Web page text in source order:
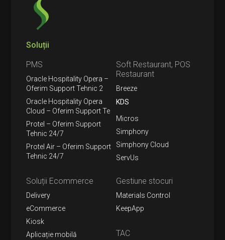
Soluții
PMS
Oracle Hospitality Opera –
Oferim Support Tehnic 2
Oracle Hospitality Opera
Cloud – Oferim Support Te
Protel – Oferim Support
Tehnic 24/7
Protel Air – Oferim Support
Tehnic 24/7
Soft Restaurant, POS
Restaurant
Breeze
KDS
Micros
Simphony
Simphony Cloud
ServUs
Soluții Ecommerce
Delivery
eCommerce
Kiosk
Aplicație mobilă
Gestiune stocuri
Materials Control
KeepApp
TAC